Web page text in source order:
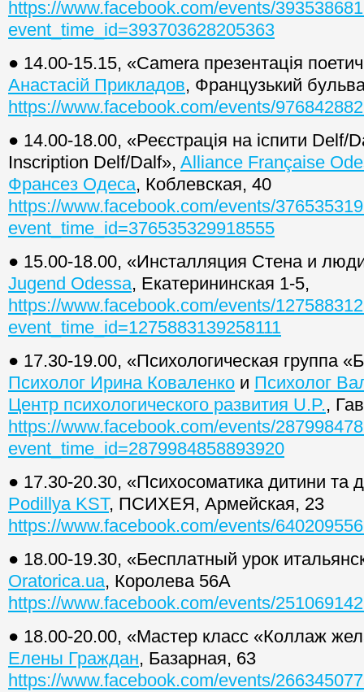
https://www.facebook.com/events/
event_time_id=393703628205363
● 14.00-15.15, «Camera презентація
Анастасій Прикладов, Французький
https://www.facebook.com/events/
● 14.00-18.00, «Реєстрація на іспити Delf/
Inscription Delf/Dalf», Alliance Française
Франсез Одеса, Коблевская, 40
https://www.facebook.com/events/
event_time_id=376535329918555
● 15.00-18.00, «Инсталляция Стена и
Jugend Odessa, Екатерининская 1-5,
https://www.facebook.com/events/
event_time_id=1275883139258111
● 17.30-19.00, «Психологическая группа
Психолог Ирина Коваленко и Психолог
Центр психологического развития U.P.,
https://www.facebook.com/events/
event_time_id=2879984858893920
● 17.30-20.30, «Психосоматика дитини та
Podillya KST, ПСИХЕЯ, Армейская, 23
https://www.facebook.com/events/
● 18.00-19.30, «Бесплатный урок
Oratorica.ua, Королева 56А
https://www.facebook.com/events/
● 18.00-20.00, «Мастер класс «Коллаж
Елены Граждан, Базарная, 63
https://www.facebook.com/events/